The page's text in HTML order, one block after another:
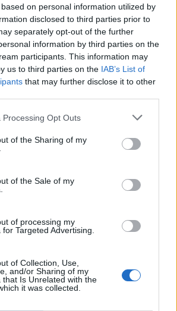
on personal information utilized by
disclosed to third parties prior to
separately opt-out of the further
information by third parties on the
participants. This information may
us to third parties on the IAB’s List of
that may further disclose it to other
Processing Opt Outs
of the Sharing of my
of the Sale of my
of processing my
Targeted Advertising.
of Collection, Use,
and/or Sharing of my
that Is Unrelated with the
it was collected.
αεροναυτιλίας στο νέο
Υακίνθεια 2026
ο 26χρονος Αφγανός για τη
στην Κυψέλη
ΠΕΡΙΣΣΟΤΕΡΑ